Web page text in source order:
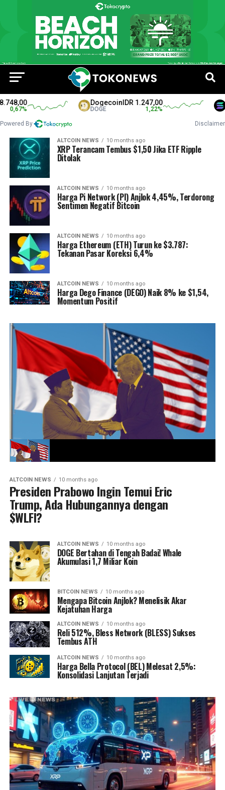
0,67%
DogecoinIDR 1.247,00
DOGE 1,22 %
Powered By Disclaimer
ALTCOIN NEWS 10 months ago
XRP Terancam Tembus $1,50 Jika ETF Ripple
Ditolak
ALTCOIN NEWS 10 months ago
Harga Pi Network (PI) Anjlok 4,45%, Terdorong
Sentimen Negatif Bitcoin
ALTCOIN NEWS 10 months ago
Harga Ethereum (ETH) Turun ke $3.787:
Tekanan Pasar Koreksi 6,4%
ALTCOIN NEWS 10 months ago
Harga Dego Finance (DEGO) Naik 8% ke $1,54,
Momentum Positif
ALTCOIN NEWS 10 months ago
Presiden Prabowo Ingin Temui Eric
Trump, Ada Hubungannya dengan
$WLFI?
ALTCOIN NEWS 10 months ago
DOGE Bertahan di Tengah Badai! Whale
Akumulasi 1,7 Miliar Koin
BITCOIN NEWS 10 months ago
Mengapa Bitcoin Anjlok? Menelisik Akar
Kejatuhan Harga
ALTCOIN NEWS 10 months ago
Reli 512%, Bless Network (BLESS) Sukses
Tembus ATH
ALTCOIN NEWS 10 months ago
Harga Bella Protocol (BEL) Melesat 2,5%:
Konsolidasi Lanjutan Terjadi